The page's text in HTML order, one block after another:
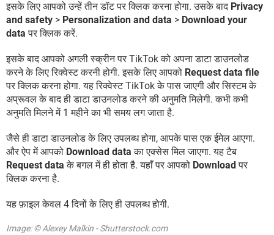
इसके लिए आपको उन्हें तीन डॉट पर क्लिक करना होगा. उसके बाद Privacy
and safety > Personalization and data > Download your
data पर क्लिक करें.
इसके बाद आपको अगली स्क्रीन पर TikTok को अपना डाटा डाउनलोड
करने के लिए रिक्वेस्ट करनी होगी. इसके लिए आपको Request data file
पर क्लिक करना होगा. यह रिक्वेस्ट TikTok के पास जाएगी और सिस्टम के
अप्रूवल के बाद ही डाटा डाउनलोड करने की अनुमति मिलेगी. कभी कभी
अनुमति मिलने में 1 महीने का भी समय लग जाता है.
जैसे ही डाटा डाउनलोड के लिए उपलब्ध होगा, आपके पास एक ईमेल आएगा.
और ऐप में आपको Download data का एक्सेस मिल जाएगा. यह टैब
Request data के बगल में ही होता है. यहाँ पर आपको Downloadपर
क्लिक करना है.
यह फ़ाइल केवल 4 दिनों के लिए ही उपलब्ध होगी.
Image: © Alexey Malkin - Shutterstock.com